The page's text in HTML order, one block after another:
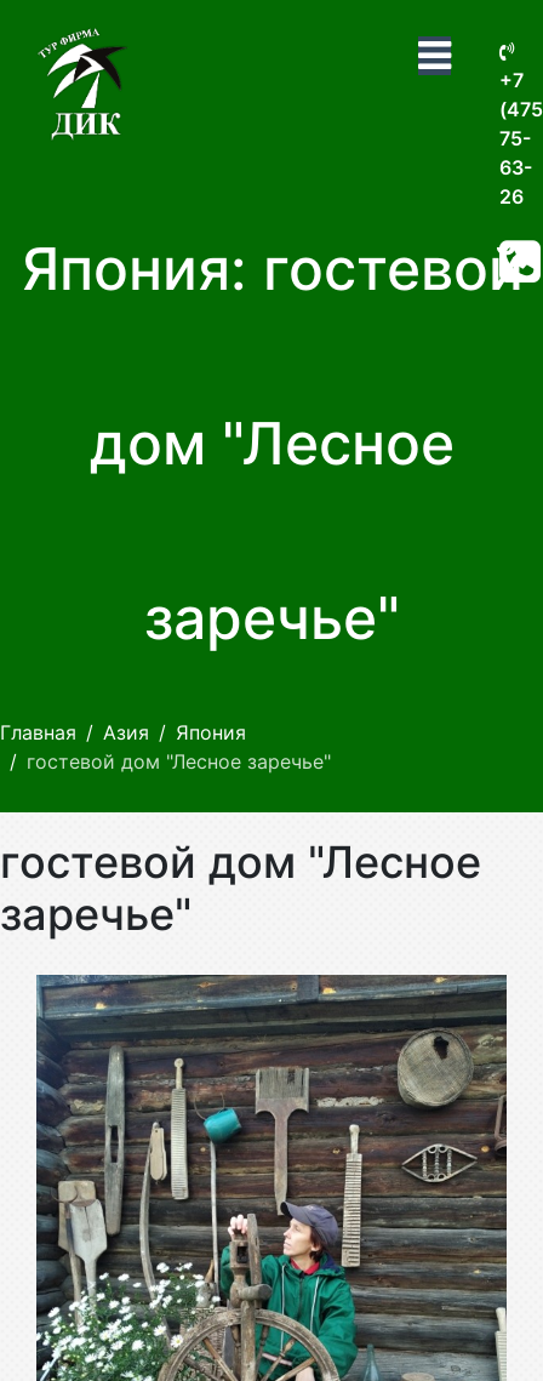
+7
75-
63-
26
Япония: гостевой
дом "Лесное
заречье"
Главная Азия
Япония
гостевой дом "Лесное заречье"
гостевой дом "Лесное
заречье"